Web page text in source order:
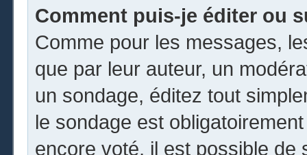
Comment puis-je éditer ou
Comme pour les messages,
que par leur auteur, un
un sondage, éditez tout
le sondage est
encore voté, il est possible de